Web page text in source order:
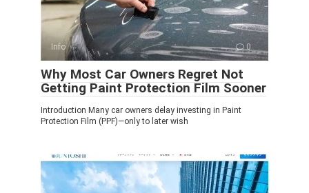
Info 0
Why Most Car Owners Regret Not
Getting Paint Protection Film Sooner
Introduction Many car owners delay investing in Paint
Protection Film (PPF)—only to later wish